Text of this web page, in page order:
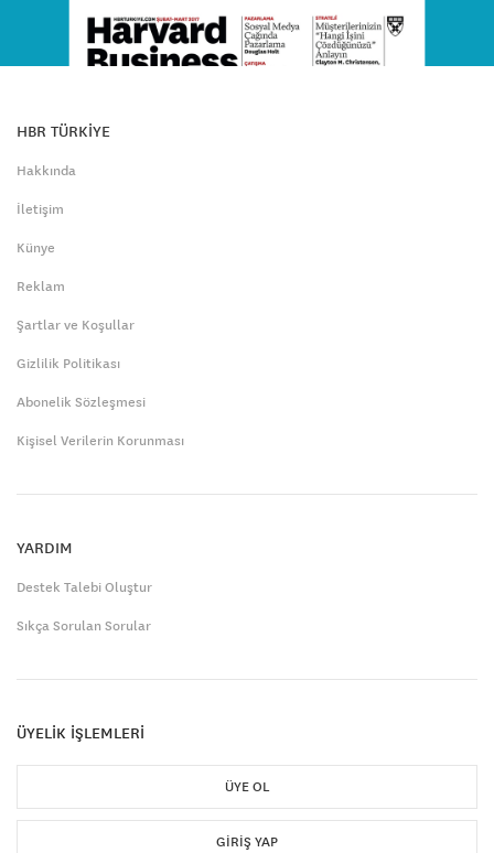
HBR TÜRKİYE
Hakkında
İletişim
Künye
Reklam
Şartlar ve Koşullar
Gizlilik Politikası
Abonelik Sözleşmesi
Kişisel Verilerin Korunması
YARDIM
Destek Talebi Oluştur
Sıkça Sorulan Sorular
ÜYELİK İŞLEMLERİ
ÜYE OL
GIRIŞ YAP